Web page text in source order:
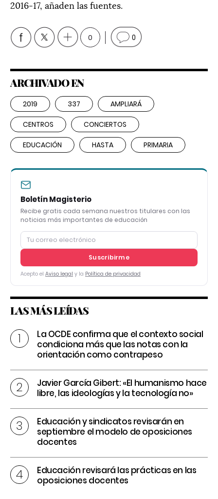
2016-17, añaden las fuentes.
0 0
ARCHIVADO EN
2019 337 AMPLIARÁ
CENTROS CONCIERTOS
EDUCACIÓN HASTA PRIMARIA
Boletín Magisterio
Recibe gratis cada semana nuestros titulares con las
noticias más importantes de educación
Suscribirme
Acepto el Aviso legal y la Política de privacidad
LAS MÁS LEÍDAS
La OCDE confirma que el contexto social
condiciona más que las notas con la
orientación como contrapeso
Javier García Gibert: «El humanismo hace
libre, las ideologías y la tecnología no»
Educación y sindicatos revisarán en
septiembre el modelo de oposiciones
docentes
Educación revisará las prácticas en las
oposiciones docentes